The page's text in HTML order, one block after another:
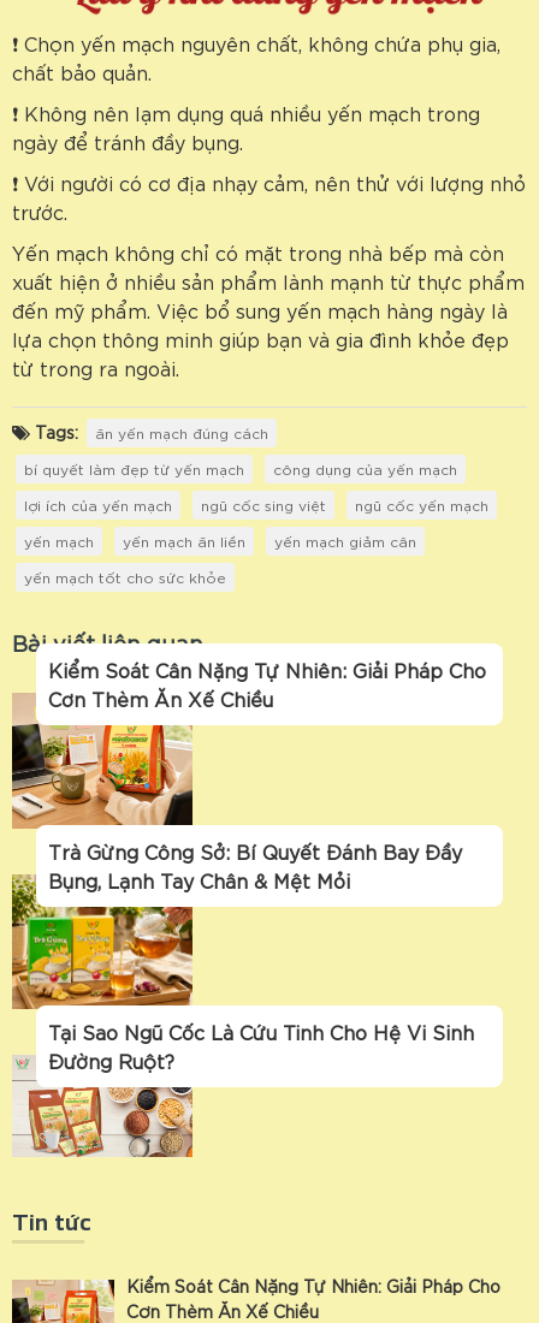
❗ Chọn yến mạch nguyên chất, không chứa phụ gia,
chất bảo quản.
❗ Không nên lạm dụng quá nhiều yến mạch trong
ngày để tránh đầy bụng.
❗ Với người có cơ địa nhạy cảm, nên thử với lượng nhỏ
trước.
Yến mạch không chỉ có mặt trong nhà bếp mà còn
xuất hiện ở nhiều sản phẩm lành mạnh từ thực phẩm
đến mỹ phẩm. Việc bổ sung yến mạch hàng ngày là
lựa chọn thông minh giúp bạn và gia đình khỏe đẹp
từ trong ra ngoài.
Tags:
ăn yến mạch đúng cách
bí quyết làm đẹp từ yến mạch
công dụng của yến mạch
lợi ích của yến mạch
ngũ cốc sing việt
ngũ cốc yến mạch
yến mạch
yến mạch ăn liền
yến mạch giảm cân
yến mạch tốt cho sức khỏe
Bài viết liên quan
Kiểm Soát Cân Nặng Tự Nhiên: Giải Pháp Cho
Cơn Thèm Ăn Xế Chiều
Trà Gừng Công Sở: Bí Quyết Đánh Bay Đầy
Bụng, Lạnh Tay Chân & Mệt Mỏi
Tại Sao Ngũ Cốc Là Cứu Tinh Cho Hệ Vi Sinh
Đường Ruột?
Tin tức
Kiểm Soát Cân Nặng Tự Nhiên: Giải Pháp Cho
Cơn Thèm Ăn Xế Chiều